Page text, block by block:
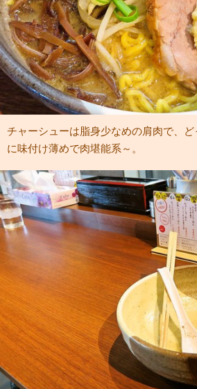
チャーシューは脂身少なめの肩肉で、ど
に味付け薄めで肉堪能系～。